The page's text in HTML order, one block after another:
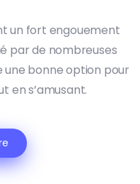
un fort engouement
par de nombreuses
une bonne option pour
en s’amusant.